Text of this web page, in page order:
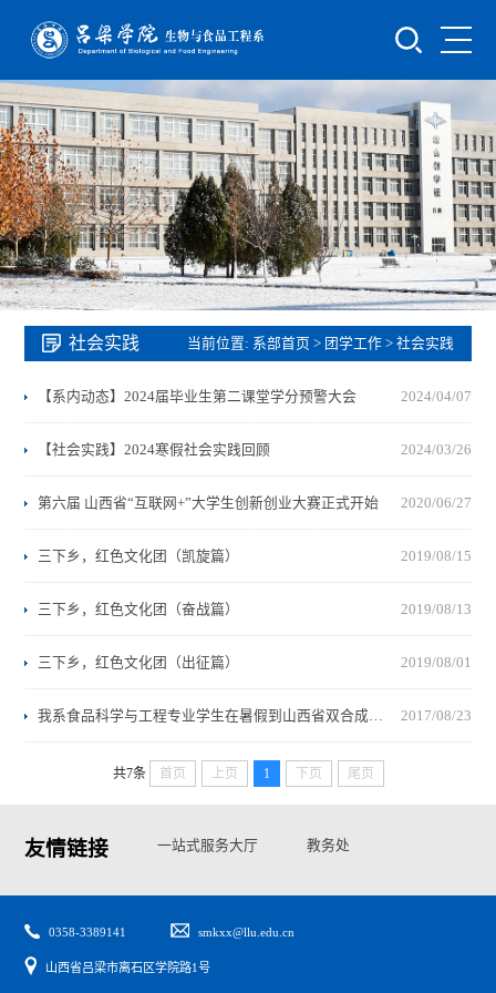
社会实践 当前位置: 系部首页 > 团学工作> 社会实践
【系内动态】2024届毕业生第二课堂学分预警大会 2024/04/07
【社会实践】2024寒假社会实践回顾 2024/03/26
第六届 山西省“互联网+”大学生创新创业大赛正式开始 2020/06/27
三下乡，红色文化团（凯旋篇） 2019/08/15
三下乡，红色文化团（奋战篇） 2019/08/13
三下乡，红色文化团（出征篇） 2019/08/01
2017/08/23
共7条 首页 上页 1 下页 尾页
友情链接 一站式服务大厅
教务处
0358-3389141 smkxx@llu.edu.cn
山西省吕梁市离石区学院路1号